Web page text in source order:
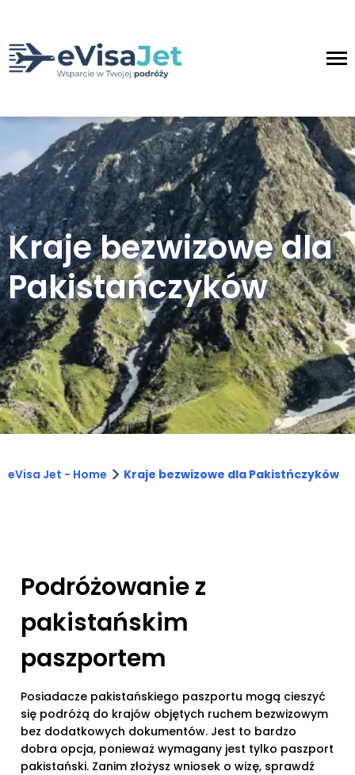
Kraje bezwizowe dla
Pakistańczyków
eVisa Jet - Home > Kraje bezwizowe dla Pakistńczyków
Podróżowanie z
pakistańskim
paszportem
Posiadacze pakistańskiego paszportu mogą cieszyć
się podróżą do krajów objętych ruchem bezwizowym
bez dodatkowych dokumentów. Jest to bardzo
dobra opcja, ponieważ wymagany jest tylko paszport
pakistański. Zanim złożysz wniosek o wizę, sprawdź